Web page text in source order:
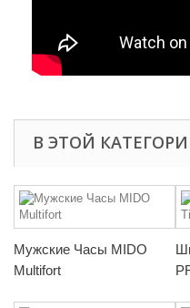
В ЭТОЙ
Мужские Часы MIDO
Multifort